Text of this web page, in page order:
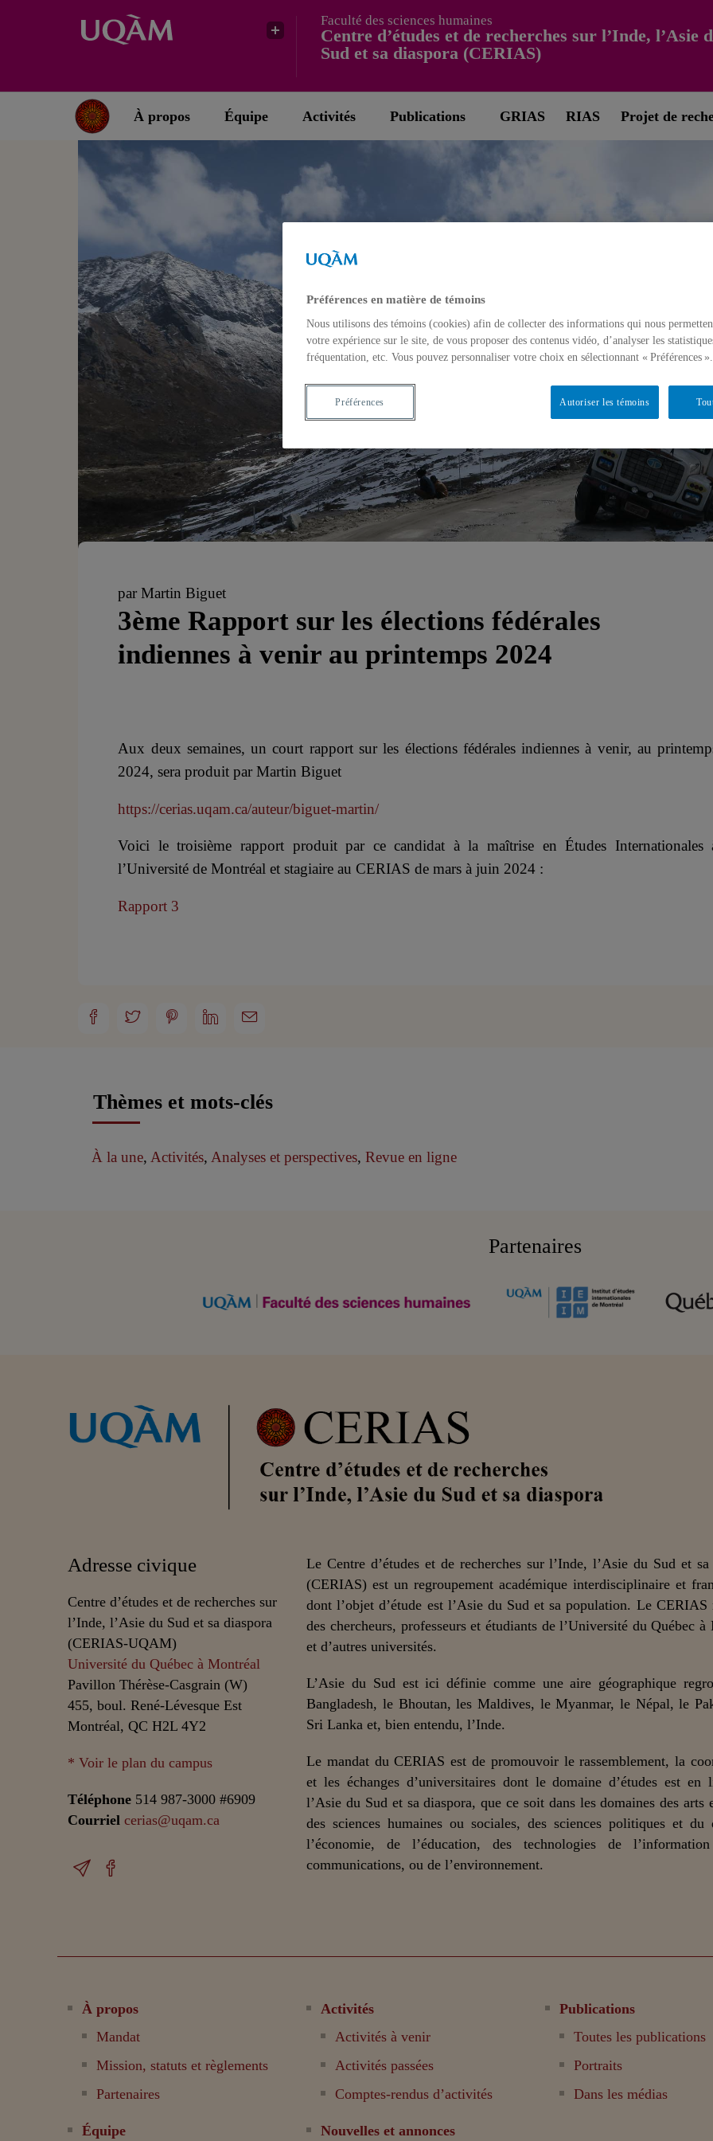
Faculté des sciences humaines
Centre d’études et de recherches sur l’Inde, l’Asie
Sud et sa diaspora (CERIAS)
À propos Équipe Activités Publications GRIAS RIAS Projet de
par Martin Biguet
3ème Rapport sur les élections fédérales
indiennes à venir au printemps 2024
Aux deux semaines, un court rapport sur les élections fédérales indiennes à venir, au
2024, sera produit par Martin Biguet
https://cerias.uqam.ca/auteur/biguet-martin/
Voici le troisième rapport produit par ce candidat à la maîtrise en Études Internationales
l’Université de Montréal et stagiaire au CERIAS de mars à juin 2024 :
Rapport 3
Thèmes et mots-clés
À la une, Activités, Analyses et perspectives, Revue en ligne
Partenaires
Adresse civique
Centre d’études et de recherches sur
l’Inde, l’Asie du Sud et sa diaspora
(CERIAS-UQAM)
Université du Québec à Montréal
Pavillon Thérèse-Casgrain (W)
455, boul. René-Lévesque Est
Montréal, QC H2L 4Y2
* Voir le plan du campus
Téléphone 514 987-3000 #6909
Courriel cerias@uqam.ca
Le Centre d’études et de recherches sur l’Inde, l’Asie du Sud et sa
(CERIAS) est un regroupement académique interdisciplinaire et
dont l’objet d’étude est l’Asie du Sud et sa population. Le CERIAS
des chercheurs, professeurs et étudiants de l’Université du Québec à
et d’autres universités.
L’Asie du Sud est ici définie comme une aire géographique
Bangladesh, le Bhoutan, les Maldives, le Myanmar, le Népal, le
Sri Lanka et, bien entendu, l’Inde.
Le mandat du CERIAS est de promouvoir le rassemblement, la
et les échanges d’universitaires dont le domaine d’études est en
l’Asie du Sud et sa diaspora, que ce soit dans les domaines des arts
des sciences humaines ou sociales, des sciences politiques et du
l’économie, de l’éducation, des technologies de
communications, ou de l’environnement.
À propos
Mandat
Mission, statuts et règlements
Partenaires
Équipe
Activités
Activités à venir
Activités passées
Comptes-rendus d’activités
Nouvelles et annonces
Publications
Toutes les publications
Portraits
Dans les médias
Préférences en matière de témoins
Nous utilisons des témoins (cookies) afin de collecter des informations qui nous
votre expérience sur le site, de vous proposer des contenus vidéo, d’analyser les
fréquentation, etc. Vous pouvez personnaliser votre choix en sélectionnant « Préférences ».
Autoriser les témoins
Préférences